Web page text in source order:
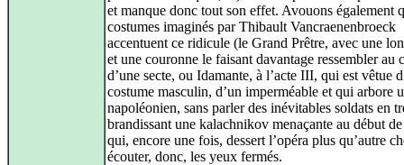
et manque donc tout son effet. Avouons également
costumes imaginés par Thibault Vancraenenbroeck
accentuent ce ridicule (le Grand Prêtre, avec une
et une couronne le faisant davantage ressembler au
d’une secte, ou Idamante, à l’acte III, qui est vêtue
costume masculin, d’un imperméable et qui arbore
napoléonien, sans parler des inévitables soldats en
brandissant une kalachnikov menaçante au début
qui, encore une fois, dessert l’opéra plus qu’autre
écouter, donc, les yeux fermés.